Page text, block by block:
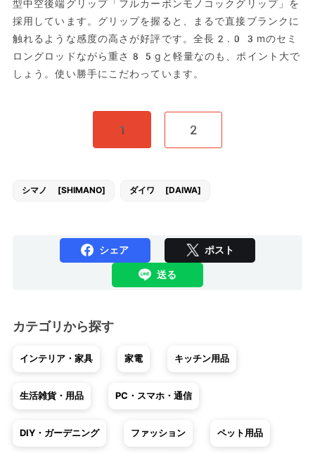
型中空後端グリップ「フルカーボンモノコックグリップ」を
採用しています。グリップを握ると、まるで直接ブランクに
触れるような感度の高さが好評です。全長2.03mのセミ
ロングロッドながら重さ85gと軽量なのも、ポイント大で
しょう。使い勝手にこだわっています。
1 2
シマノ [SHIMANO] ダイワ [DAIWA]
シェア ポスト
送る
カテゴリから探す
インテリア・家具 家電 キッチン用品
生活雑貨・用品 PC・スマホ・通信
DIY・ガーデニング ファッション ペット用品